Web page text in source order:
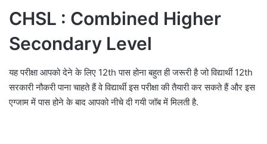
CHSL : Combined Higher
Secondary Level
यह परीक्षा आपको देने के लिए 12th पास होना बहुत ही जरूरी है जो विद्यार्थी 12th
सरकारी नौकरी पाना चाहते हैं वे विद्यार्थी इस परीक्षा की तैयारी कर सकते हैं और इस
एग्जाम में पास होने के बाद आपको नीचे दी गयी जॉब में मिलती है.